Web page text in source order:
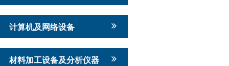
计算机及网络设备
材料加工设备及分析仪器